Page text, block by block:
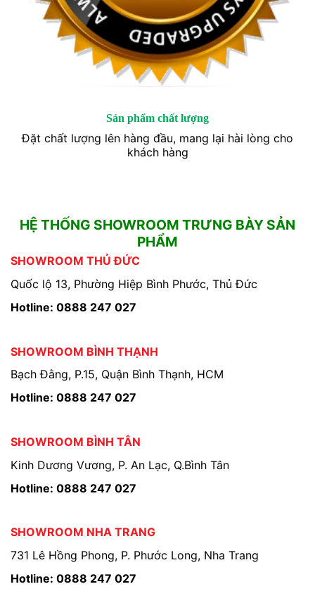
Sản phẩm chất lượng
Đặt chất lượng lên hàng đầu, mang lại hài lòng cho
khách hàng
HỆ THỐNG SHOWROOM TRƯNG BÀY SẢN
PHẨM
SHOWROOM THỦ ĐỨC
Quốc lộ 13, Phường Hiệp Bình Phước, Thủ Đức
Hotline: 0888 247 027
SHOWROOM BÌNH THẠNH
Bạch Đằng, P.15, Quận Bình Thạnh, HCM
Hotline: 0888 247 027
SHOWROOM BÌNH TÂN
Kinh Dương Vương, P. An Lạc, Q.Bình Tân
Hotline: 0888 247 027
SHOWROOM NHA TRANG
731 Lê Hồng Phong, P. Phước Long, Nha Trang
Hotline: 0888 247 027